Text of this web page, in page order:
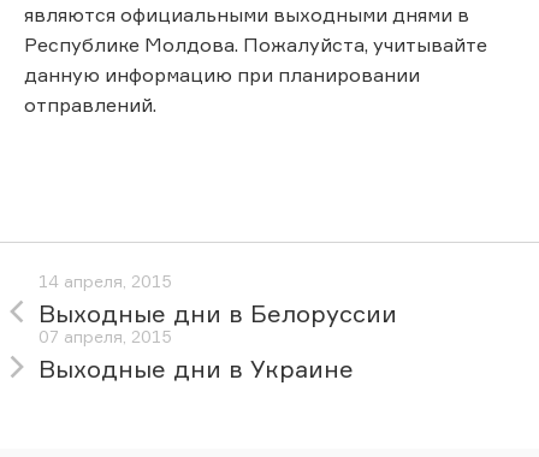
являются официальными выходными днями в
Республике Молдова. Пожалуйста, учитывайте
данную информацию при планировании
отправлений.
14 апреля, 2015
Выходные дни в Белоруссии
07 апреля, 2015
Выходные дни в Украине